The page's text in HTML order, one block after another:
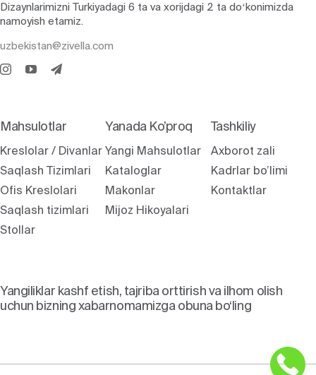
Dizaynlarimizni Turkiyadagi 6 ta va xorijdagi 2 ta doʻkonimizda
namoyish etamiz.
uzbekistan@zivella.com
Mahsulotlar
Kreslolar / Divanlar
Saqlash Tizimlari
Ofis Kreslolari
Saqlash tizimlari
Stollar
Yanada Ko’proq
Yangi Mahsulotlar
Kataloglar
Makonlar
Mijoz Hikoyalari
Tashkiliy
Axborot zali
Kadrlar bo’limi
Kontaktlar
Yangiliklar kashf etish, tajriba orttirish va ilhom olish
uchun bizning xabarnomamizga obuna bo‘ling